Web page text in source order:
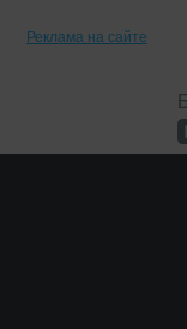
Реклама на сайте